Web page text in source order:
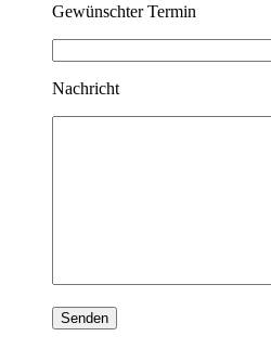
Gewünschter Termin
Nachricht